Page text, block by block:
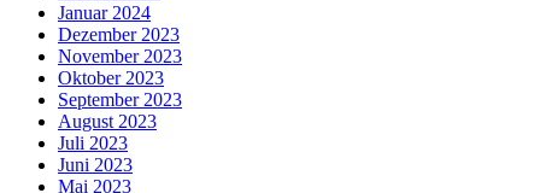
Januar 2024
Dezember 2023
November 2023
Oktober 2023
September 2023
August 2023
Juli 2023
Juni 2023
Mai 2023